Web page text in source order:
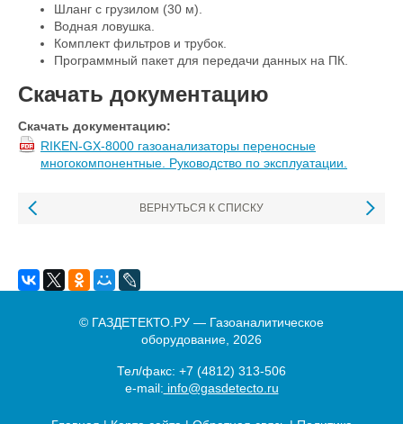
Шланг с грузилом (30 м).
Водная ловушка.
Комплект фильтров и трубок.
Программный пакет для передачи данных на ПК.
Скачать документацию
Скачать документацию:
RIKEN-GX-8000 газоанализаторы переносные
многокомпонентные. Руководство по эксплуатации.
ВЕРНУТЬСЯ К СПИСКУ
© ГАЗДЕТЕКТО.РУ — Газоаналитическое
оборудование, 2026
Тел/факс: +7 (4812) 313-506
e-mail: info@gasdetecto.ru